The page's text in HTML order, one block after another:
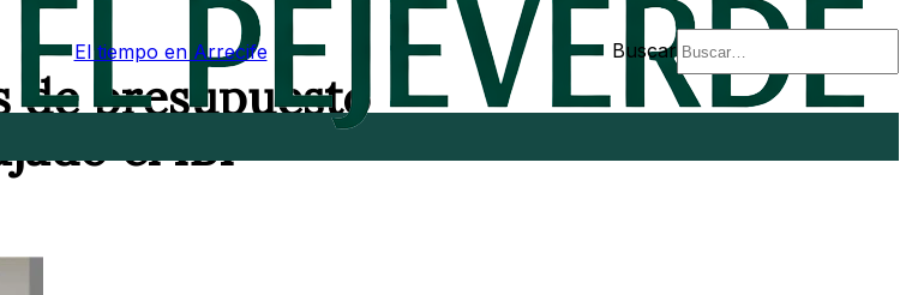
El tiempo en Arrecife Buscar
de presupuesto
el IBI"